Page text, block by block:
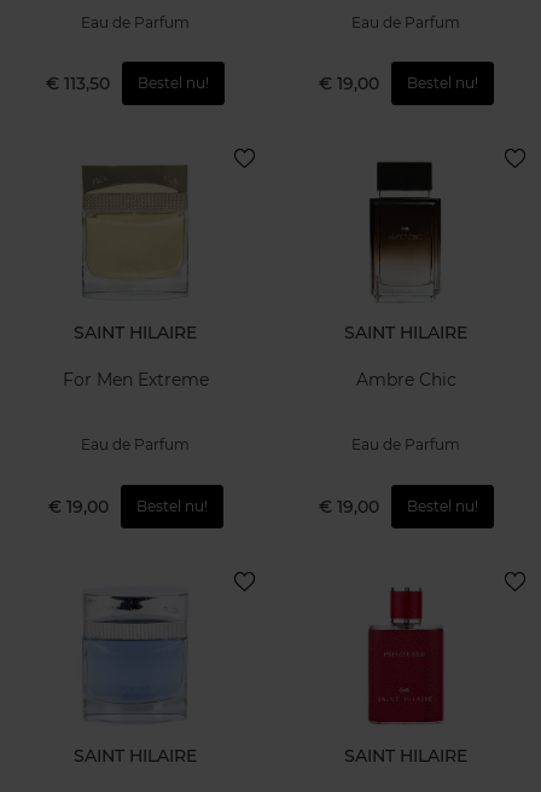
Eau de Parfum
€ 113,50 Bestel nu!
Eau de Parfum
€ 19,00 Bestel nu!
SAINT HILAIRE
For Men Extreme
Eau de Parfum
€ 19,00 Bestel nu!
SAINT HILAIRE
Ambre Chic
Eau de Parfum
€ 19,00 Bestel nu!
SAINT HILAIRE SAINT HILAIRE